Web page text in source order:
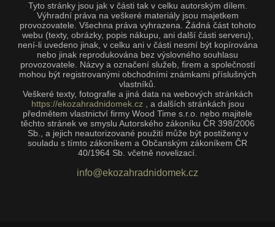
Tyto stránky jsou jak v části tak v celku autorským dílem.
Výhradní práva na veškeré materiály jsou majetkem
provozovatele. Všechna práva vyhrazena. Žádná část tohoto
webu (texty, obrázky, popis nákupu, ani další části serveru),
není-li uvedeno jinak, v celku ani v části nesmí být kopírována
nebo jinak reprodukována bez výslovného souhlasu
provozovatele. Názvy a označení služeb, firem a společností
mohou být registrovanými obchodními známkami příslušných
vlastníků.
Veškeré texty, fotografie a jiná data na webových stránkách
https://ekozahradnidomek.cz , a dalších stránkách jsou
předmětem vlastnictví firmy Wood Time s.r.o. nebo majitele
těchto stránek ve smyslu Autorského zákoníku ČR 398/2006
Sb., a jejich neautorizované použití může být postiženo v
souladu s tímto zákoníkem a Občanským zákoníkem ČR
40/1964 Sb. včetně novelizací.
info@ekozahradnidomek.cz